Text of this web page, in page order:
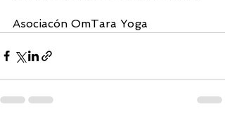
Asociacón OmTara Yoga